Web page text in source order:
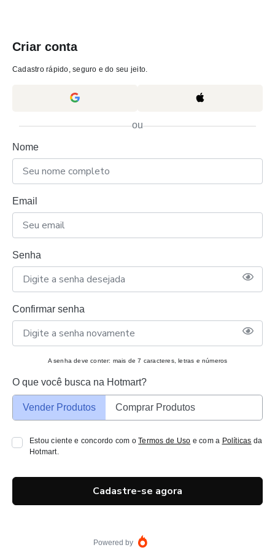
Criar conta
Cadastro rápido, seguro e do seu jeito.
ou
Nome
Email
Senha
Confirmar senha
A senha deve conter: mais de 7 caracteres, letras e números
O que você busca na Hotmart?
Vender Produtos Comprar Produtos
Estou ciente e concordo com oTermos de Uso e com a Políticas da
Hotmart.
Cadastre-se agora
Powered by